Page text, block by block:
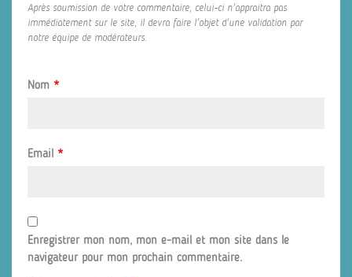
Après soumission de votre commentaire, celui-ci n'appraitra pas
immédiatement sur le site, il devra faire l'objet d'une validation par
notre équipe de modérateurs.
Nom *
Email *
Enregistrer mon nom, mon e-mail et mon site dans le
navigateur pour mon prochain commentaire.